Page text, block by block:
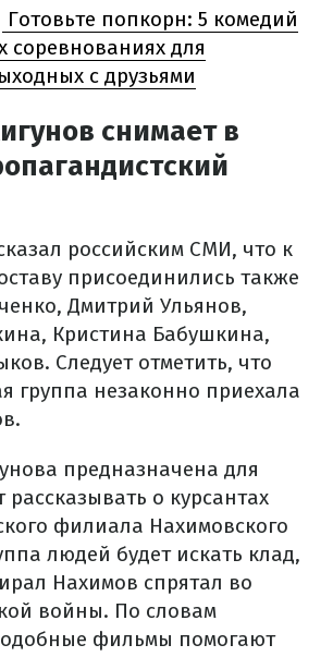
Готовьте попкорн: 5 комедий
соревнованиях для
с друзьями
снимает в
российским СМИ, что к
присоединились также
Дмитрий Ульянов,
Кристина Бабушкина,
Следует отметить, что
группа незаконно приехала
предназначена для
рассказывать о курсантах
филиала Нахимовского
людей будет искать клад,
Нахимов спрятал во
войны. По словам
фильмы помогают